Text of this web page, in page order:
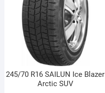
245/70 R16 SAILUN Ice Blazer
Arctic SUV